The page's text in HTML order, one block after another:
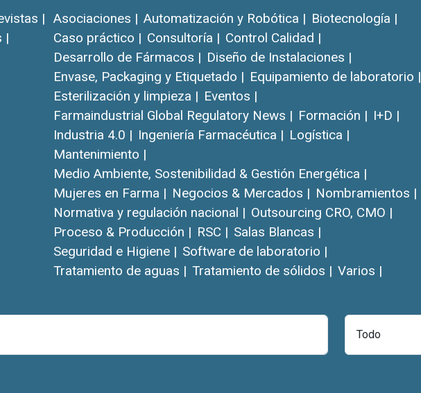
|
|
Asociaciones | Automatización y Robótica | Biotecnología |
Caso práctico | Consultoría | Control Calidad |
Desarrollo de Fármacos | Diseño de Instalaciones |
Envase, Packaging y Etiquetado | Equipamiento de laboratorio |
Esterilización y limpieza | Eventos |
Farmaindustrial Global Regulatory News | Formación | I+D |
Industria 4.0 | Ingeniería Farmacéutica | Logística |
Mantenimiento |
Medio Ambiente, Sostenibilidad & Gestión Energética |
Mujeres en Farma | Negocios & Mercados | Nombramientos |
Normativa y regulación nacional | Outsourcing CRO, CMO |
Proceso & Producción | RSC | Salas Blancas |
Seguridad e Higiene | Software de laboratorio |
Tratamiento de aguas | Tratamiento de sólidos | Varios |